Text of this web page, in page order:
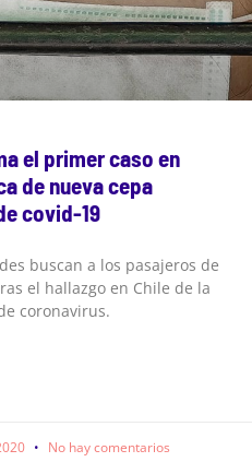
el primer caso en
de nueva cepa
covid-19
buscan a los pasajeros de
el hallazgo en Chile de la
coronavirus.
No hay comentarios